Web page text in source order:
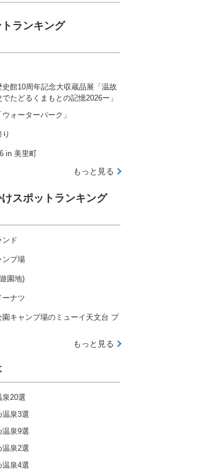
ランキング
史館10周年記念大収蔵品展「温故
たどるくまもとの記憶2026ー」
ォーターパーク」
in 美里町
もっと見る
スポットランキング
ンド
ンプ場
園地)
ーナツ
キャンプ場のミューイ天文台 プ
もっと見る
泉20選
温泉3選
温泉9選
温泉2選
温泉4選